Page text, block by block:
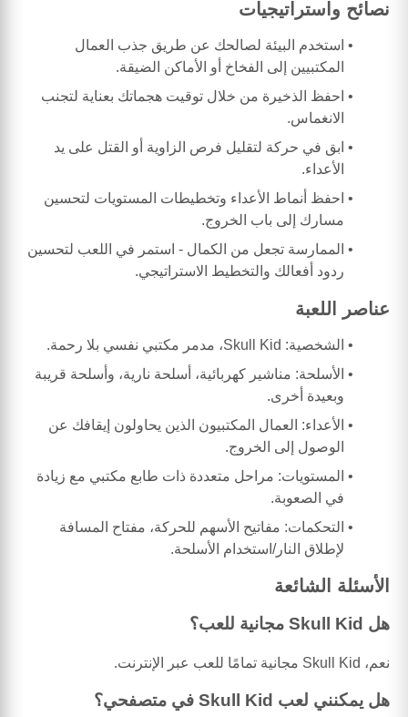
نصائح واستراتيجيات
استخدم البيئة لصالحك عن طريق جذب العمال
المكتبيين إلى الفخاخ أو الأماكن الضيقة.
احفظ الذخيرة من خلال توقيت هجماتك بعناية لتجنب
الانغماس.
ابق في حركة لتقليل فرص الزاوية أو القتل على يد
الأعداء.
احفظ أنماط الأعداء وتخطيطات المستويات لتحسين
مسارك إلى باب الخروج.
الممارسة تجعل من الكمال - استمر في اللعب لتحسين
ردود أفعالك والتخطيط الاستراتيجي.
عناصر اللعبة
الشخصية: Skull Kid، مدمر مكتبي نفسي بلا رحمة.
الأسلحة: مناشير كهربائية، أسلحة نارية، وأسلحة قريبة
وبعيدة أخرى.
الأعداء: العمال المكتبيون الذين يحاولون إيقافك عن
الوصول إلى الخروج.
المستويات: مراحل متعددة ذات طابع مكتبي مع زيادة
في الصعوبة.
التحكمات: مفاتيح الأسهم للحركة، مفتاح المسافة
لإطلاق النار/استخدام الأسلحة.
الأسئلة الشائعة
هل Skull Kid مجانية للعب؟
نعم، Skull Kid مجانية تمامًا للعب عبر الإنترنت.
هل يمكنني لعب Skull Kid في متصفحي؟